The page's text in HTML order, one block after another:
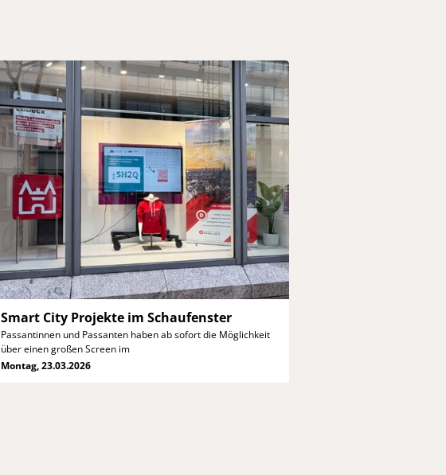
Smart City Projekte im Schaufenster
Passantinnen und Passanten haben ab sofort die Möglichkeit
über einen großen Screen im
Montag, 23.03.2026